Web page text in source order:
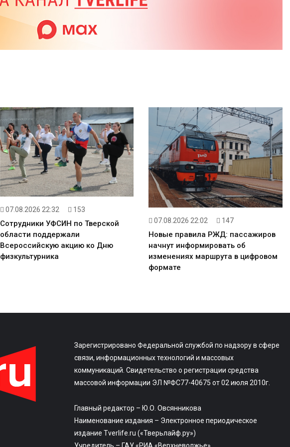
07.08.2026 22:32 153
Сотрудники УФСИН по Тверской
области поддержали
Всероссийскую акцию ко Дню
физкультурника
07.08.2026 22:02 147
Новые правила РЖД: пассажиров
начнут информировать об
изменениях маршрута в цифровом
формате
Зарегистрировано Федеральной службой по надзору в сфере
связи, информационных технологий и массовых
коммуникаций. Свидетельство о регистрации средства
массовой информации ЭЛ №ФС77-40675 от 02 июля 2010г.
Главный редактор – Ю.О. Овсянникова
Наименование издания – Электронное периодическое
издание Tverlife.ru («Тверьлайф.ру»)